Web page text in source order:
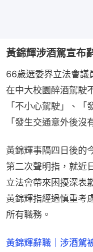
黃錦輝涉酒駕宣
66歲選委界立法會議
在中大校園醉酒駕駛
「不小心駕駛」、
「發生交通意外後沒
黃錦輝事隔四日後的
第二次聲明指，就近
立法會帶來困擾深表
黃錦輝指經過慎重考
所有職務。
黃錦輝辭職｜涉酒